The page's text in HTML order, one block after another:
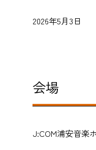
2026年5月3日
会場
J:COM浦安音楽